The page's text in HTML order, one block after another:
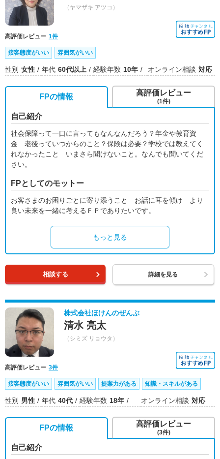
（ヤマザキ アツコ）
高評価レビュー 1件
接客態度がいい 雰囲気がいい
性別 女性 年代 60代以上 経験年数 10年 オンライン相談 対応
FPの情報
自己紹介
社会保障って一口に言ってもなんなんだろう？年金や教育資
金 老後っていつからのこと？保険は必要？学校では教えてく
れなかったこと いまさら聞けないこと。なんでも聞いてくだ
さい。
FPとしてのモットー
お客さまのお困りごとに寄り添うこと お話に耳を傾け より
良い未来を一緒に考えるＦＰでありたいです。
もっと見る
高評価レビュー
(1件)
相談する 詳細を見る
株式会社ほけんのぜんぶ
清水 亮太
（シミズ リョウタ）
高評価レビュー 3件
接客態度がいい 雰囲気がいい 提案力がある 知識・スキルがある
性別 男性 年代 40代 経験年数 18年 オンライン相談 対応
FPの情報
自己紹介
高評価レビュー
(3件)